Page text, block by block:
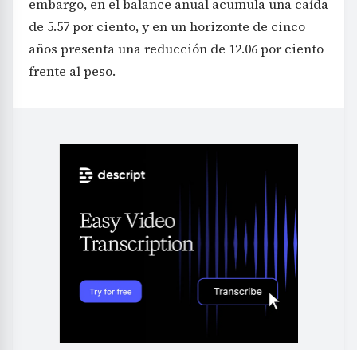
embargo, en el balance anual acumula una caída
de 5.57 por ciento, y en un horizonte de cinco
años presenta una reducción de 12.06 por ciento
frente al peso.